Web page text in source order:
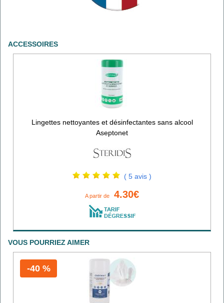
ACCESSOIRES
Lingettes nettoyantes et désinfectantes sans alcool
Aseptonet
( 5 avis )
A partir de 4.30€
VOUS POURRIEZ AIMER
-40 %